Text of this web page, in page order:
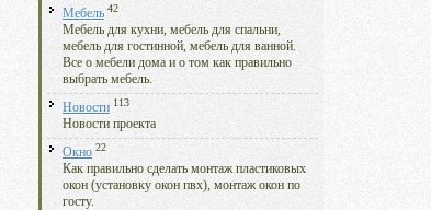
Мебель 42
Мебель для кухни, мебель для спальни,
мебель для гостинной, мебель для ванной.
Все о мебели дома и о том как правильно
выбрать мебель.
Новости 113
Новости проекта
Окно 22
Как правильно сделать монтаж пластиковых
окон (установку окон пвх), монтаж окон по
госту.